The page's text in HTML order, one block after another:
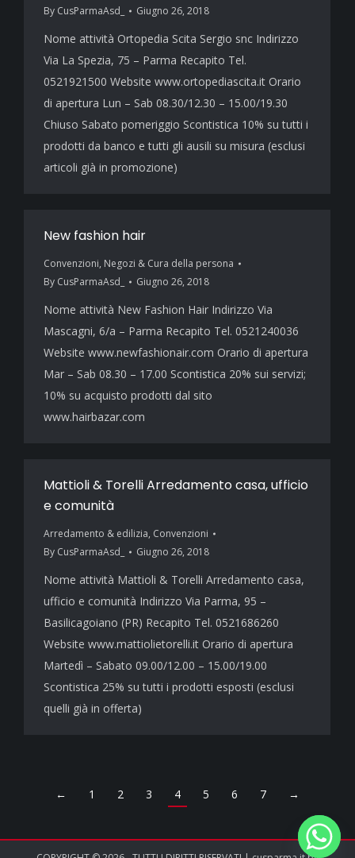
By CusParmaAsd_ Giugno 26, 2018
Nome attività Ortopedia Scita Sergio snc Indirizzo
Via La Spezia, 75 – Parma Recapito Tel.
0521921500 Website www.ortopediascita.it Orario
di apertura Lun – Sab 08.30/12.30 – 15.00/19.30
Chiuso Sabato pomeriggio Scontistica 10% su tutti i
prodotti da banco e tutti gli ausili su misura (esclusi
articoli già in promozione)
New fashion hair
Convenzioni, Negozi & Cura della persona
By CusParmaAsd_ Giugno 26, 2018
Nome attività New Fashion Hair Indirizzo Via
Mascagni, 6/a – Parma Recapito Tel. 0521240036
Website www.newfashionair.com Orario di apertura
Mar – Sab 08.30 – 17.00 Scontistica 20% sui servizi;
10% su acquisto prodotti dal sito
www.hairbazar.com
Mattioli & Torelli Arredamento casa, ufficio
e comunità
Arredamento & edilizia, Convenzioni
By CusParmaAsd_ Giugno 26, 2018
Nome attività Mattioli & Torelli Arredamento casa,
ufficio e comunità Indirizzo Via Parma, 95 –
Basilicagoiano (PR) Recapito Tel. 0521686260
Website www.mattiolietorelli.it Orario di apertura
Martedì – Sabato 09.00/12.00 – 15.00/19.00
Scontistica 25% su tutti i prodotti esposti (esclusi
quelli già in offerta)
← 1 2 3 4 5 6 7 →